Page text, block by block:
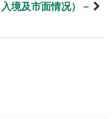
境及市面情况）－